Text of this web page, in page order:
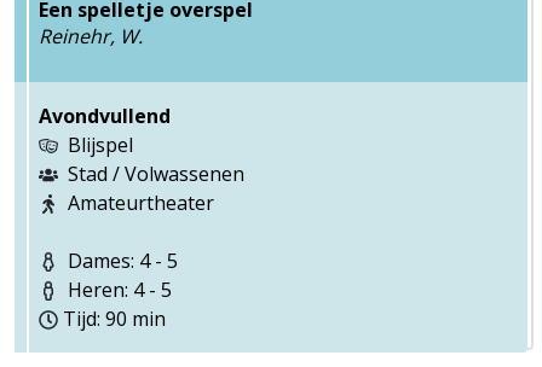
Een spelletje overspel
Reinehr, W.
Avondvullend
Blijspel
Stad / Volwassenen
Amateurtheater
Dames: 4 - 5
Heren: 4 - 5
Tijd: 90 min